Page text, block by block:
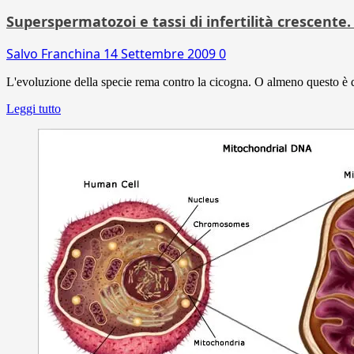
Superspermatozoi e tassi di infertilità crescente.
Salvo Franchina 14 Settembre 20090
L'evoluzione della specie rema contro la cicogna. O almeno questo
Leggi tutto